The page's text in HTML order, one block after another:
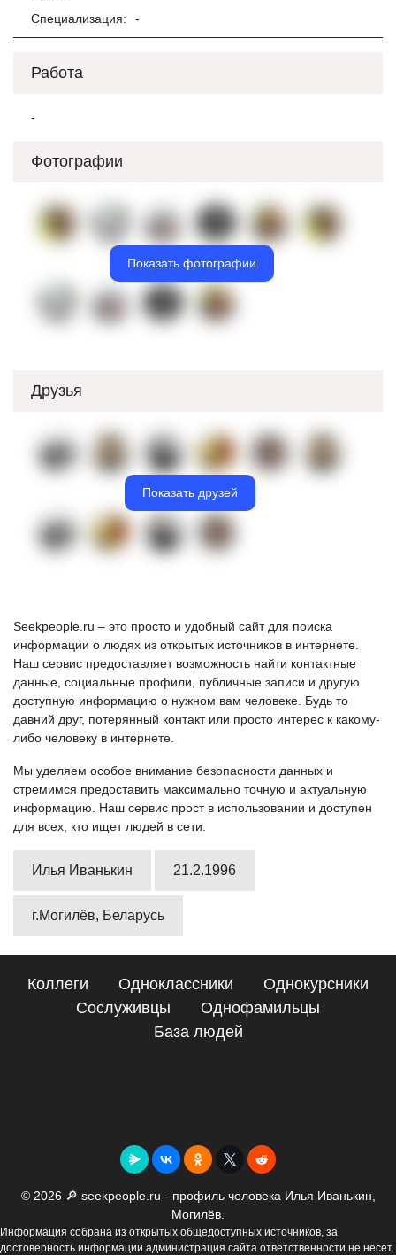
Специализация:
-
Работа
-
Фотографии
Показать фотографии
Друзья
Показать друзей
Seekpeople.ru – это просто и удобный сайт для поиска
информации о людях из открытых источников в интернете.
Наш сервис предоставляет возможность найти контактные
данные, социальные профили, публичные записи и другую
доступную информацию о нужном вам человеке. Будь то
давний друг, потерянный контакт или просто интерес к какому-
либо человеку в интернете.
Мы уделяем особое внимание безопасности данных и
стремимся предоставить максимально точную и актуальную
информацию. Наш сервис прост в использовании и доступен
для всех, кто ищет людей в сети.
Илья Иванькин 21.2.1996
г.Могилёв, Беларусь
Коллеги Одноклассники
Однокурсники
Сослуживцы
Однофамильцы
База людей
© 2026 🔎 seekpeople.ru - профиль человека Илья Иванькин,
Могилёв.
Информация собрана из открытых общедоступных источников, за
достоверность информации администрация сайта ответственности не несет.